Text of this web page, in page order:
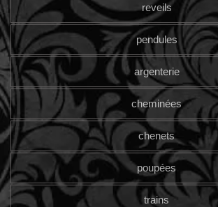
reveils
pendules
argenterie
cheminées
chenets
poupées
trains